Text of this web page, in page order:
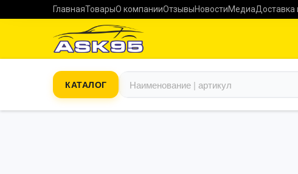
ГлавнаяТоварыО компанииОтзывыНовостиМедиаДоставка
КАТАЛОГ